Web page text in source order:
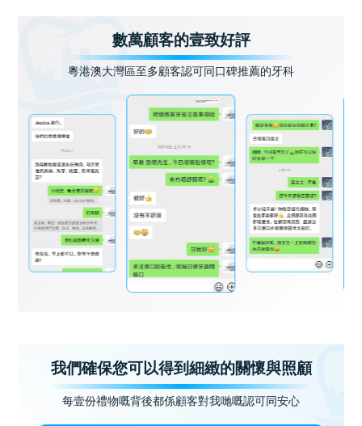
數萬顧客的壹致好評
粵港澳大灣區至多顧客認可同口碑推薦的牙科
我們確保您可以得到細緻的關懷與照顧
每壹份禮物嘅背後都係顧客對我哋嘅認可同安心